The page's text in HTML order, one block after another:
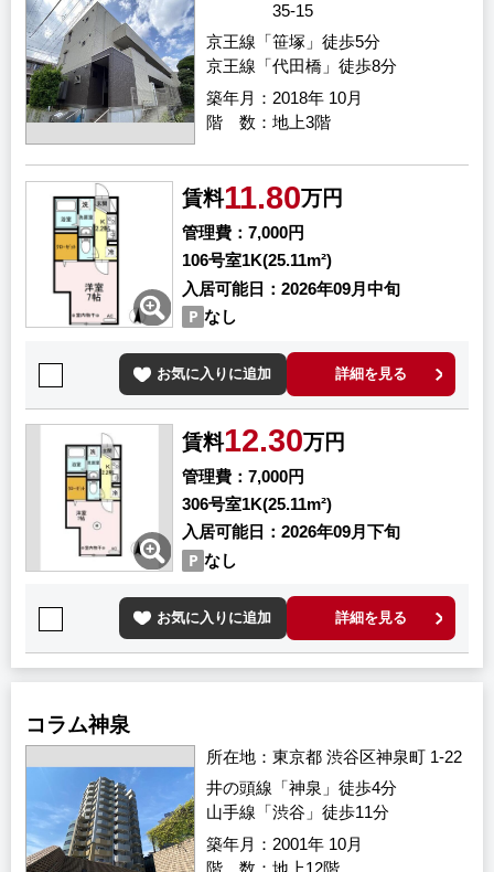
35-15
築年月 2018年 10月
京王線「笹塚」徒歩5分
京王線「代田橋」徒歩8分
階 数 地上3階
賃料11.80万円
管理費
7,000円
106号室1K(25.11m²)
入居可能日
2026年09月中旬
なし
お気に入りに追加 詳細を見る
賃料12.30万円
管理費
7,000円
306号室1K(25.11m²)
入居可能日
2026年09月下旬
なし
お気に入りに追加 詳細を見る
コラム神泉
所在地 東京都 渋谷区神泉町 1-22
築年月 2001年 10月
井の頭線「神泉」徒歩4分
山手線「渋谷」徒歩11分